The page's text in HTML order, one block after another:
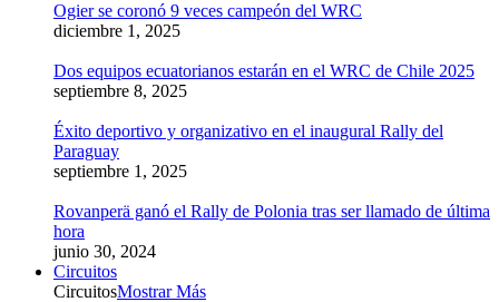
Ogier se coronó 9 veces campeón del WRC
diciembre 1, 2025
Dos equipos ecuatorianos estarán en el WRC de Chile 2025
septiembre 8, 2025
Éxito deportivo y organizativo en el inaugural Rally del
Paraguay
septiembre 1, 2025
Rovanperä ganó el Rally de Polonia tras ser llamado de última
hora
junio 30, 2024
Circuitos
CircuitosMostrar Más